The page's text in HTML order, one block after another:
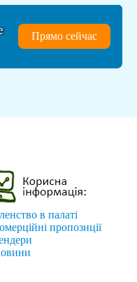
Прямо сейчас
в палаті
пропозиції